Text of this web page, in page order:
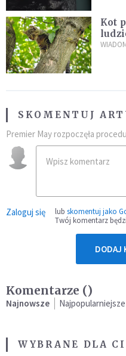
Kot
SKOMENTUJ
Premier May rozpoczęła
Zaloguj się lub skomentuj jako
Twój komentarz
DODAJ
Komentarze ()
Najnowsze Najpopularniejsze
WYBRANE DLA